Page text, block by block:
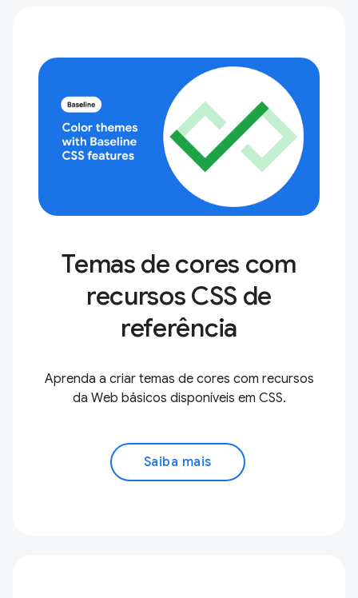
Temas de cores com
recursos CSS de
referência
Aprenda a criar temas de cores com recursos
da Web básicos disponíveis em CSS.
Saiba mais